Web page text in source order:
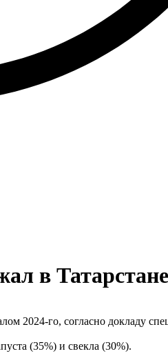
в Татарстане
2024-го, согласно докладу
(35%) и свекла (30%).